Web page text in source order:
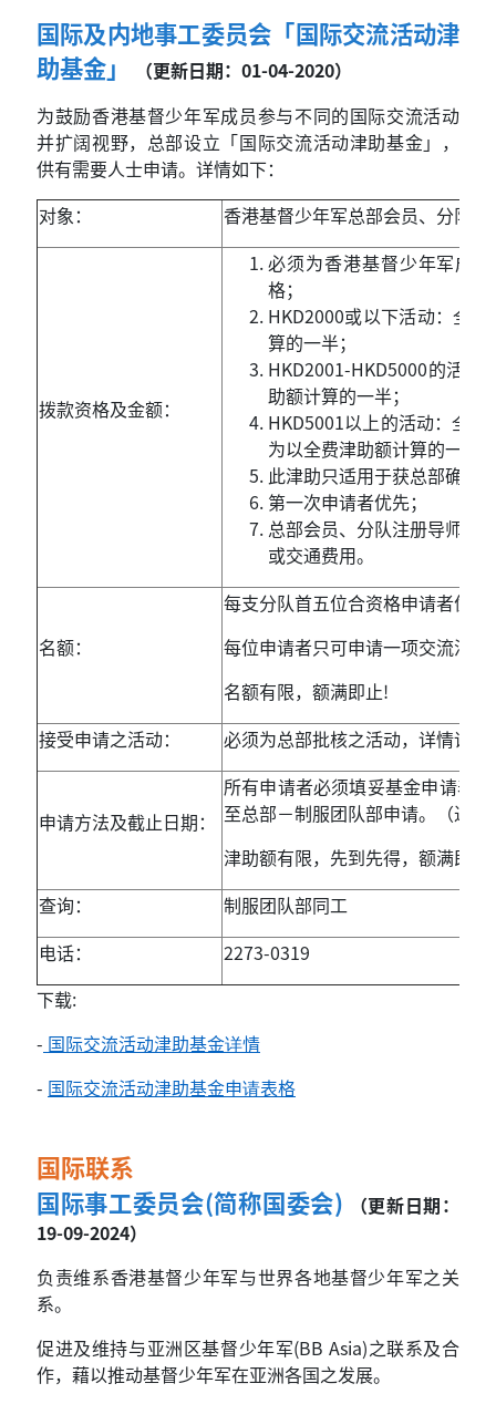
国际及内地事工委员会「国际交流活动津
助基金」
（更新日期：01-04-2020）
为鼓励香港基督少年军成员参与不同的国际交流活动
并扩阔视野，总部设立「国际交流活动津助基金」，
供有需要人士申请。详情如下：
对象：
香港基督少年军总部会员、分队
拨款资格及金额：
必须为香港基督少年军成
格；
HKD2000或以下活动：全
算的一半；
HKD2001-HKD5000的活动
助额计算的一半；
HKD5001以上的活动：全
为以全费津助额计算的一半
此津助只适用于获总部确认
第一次申请者优先；
总部会员、分队注册导师如
或交通费用。
名额：
每支分队首五位合资格申请者优先
每位申请者只可申请一项交流活动
名额有限，额满即止!
接受申请之活动：
必须为总部批核之活动，详情请
申请方法及截止日期：
所有申请者必须填妥基金申请表
至总部－制服团队部申请。（过
津助额有限，先到先得，额满即止
查询：
制服团队部同工
电话：
2273-0319
下载:
- 国际交流活动津助基金详情
- 国际交流活动津助基金申请表格
国际联系
国际事工委员会(简称国委会)
（更新日期：
19-09-2024）
负责维系香港基督少年军与世界各地基督少年军之关
系。
促进及维持与亚洲区基督少年军(BB Asia)之联系及合
作，藉以推动基督少年军在亚洲各国之发展。